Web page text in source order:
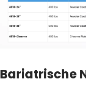
Bariatrische